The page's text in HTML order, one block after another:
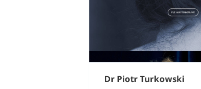
Dr Piotr Turkowski